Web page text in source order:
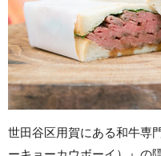
世田谷区用賀にある和牛専